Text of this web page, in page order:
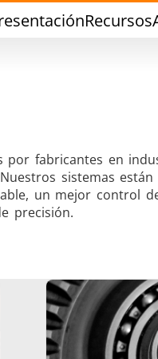
Recursos
con Estaño
Sellado
por fabricantes en
sistemas
un mejor control
precisión.